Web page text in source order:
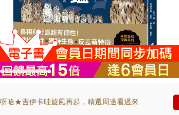
呀哈★吉伊卡哇旋風再起，精選周邊看過來